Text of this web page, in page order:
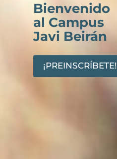
Bienvenido
al Campus
Javi Beirán
¡PREINSCRÍBETE!